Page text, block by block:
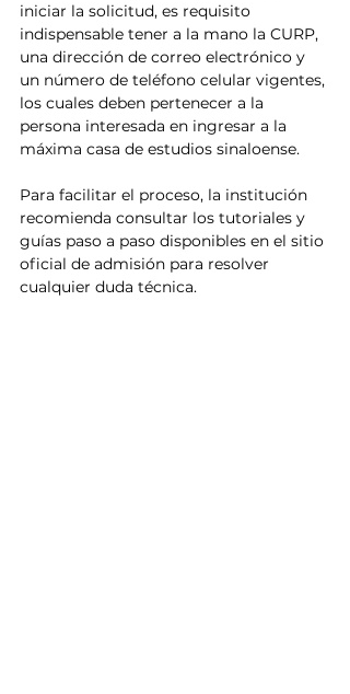
iniciar la solicitud, es requisito
indispensable tener a la mano la CURP,
una dirección de correo electrónico y
un número de teléfono celular vigentes,
los cuales deben pertenecer a la
persona interesada en ingresar a la
máxima casa de estudios sinaloense.
Para facilitar el proceso, la institución
recomienda consultar los tutoriales y
guías paso a paso disponibles en el sitio
oficial de admisión para resolver
cualquier duda técnica.